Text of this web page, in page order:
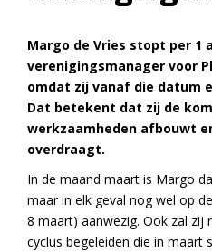
Margo de Vries stopt per 1
verenigingsmanager voor
omdat zij vanaf die datum
Dat betekent dat zij de
werkzaamheden afbouwt
overdraagt.
In de maand maart is Margo
maar in elk geval nog wel op
8 maart) aanwezig. Ook zal zij
cyclus begeleiden die in maart